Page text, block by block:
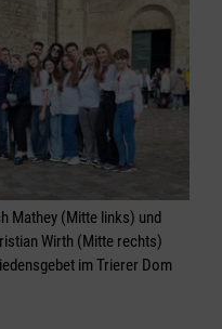
Mathey (Mitte links) und
Wirth (Mitte rechts)
im Trierer Dom